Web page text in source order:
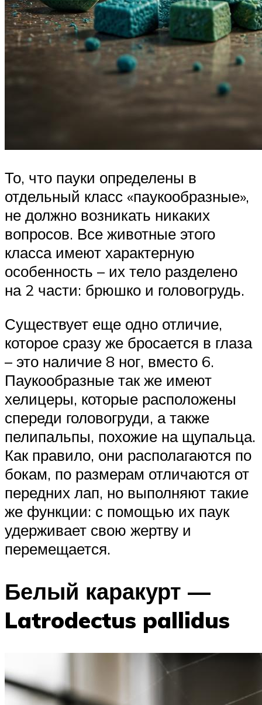
То, что пауки определены в
отдельный класс «паукообразные»,
не должно возникать никаких
вопросов. Все животные этого
класса имеют характерную
особенность – их тело разделено
на 2 части: брюшко и головогрудь.
Существует еще одно отличие,
которое сразу же бросается в глаза
– это наличие 8 ног, вместо 6.
Паукообразные так же имеют
хелицеры, которые расположены
спереди головогруди, а также
пелипальпы, похожие на щупальца.
Как правило, они располагаются по
бокам, по размерам отличаются от
передних лап, но выполняют такие
же функции: с помощью их паук
удерживает свою жертву и
перемещается.
Белый каракурт —
Latrodectus pallidus